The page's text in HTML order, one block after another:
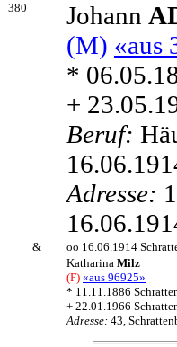
380 Johann
(M) «aus
*
+
Beruf:
Adresse:
&
oo 16.06.1914
Katharina Milz
(F) «aus 96925»
* 11.11.1886
+ 22.01.1966
Adresse: 43,